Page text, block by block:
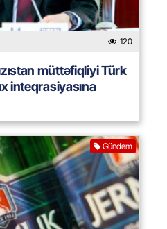
120
müttəfiqliyi Türk
inteqrasiyasına
Gündəm